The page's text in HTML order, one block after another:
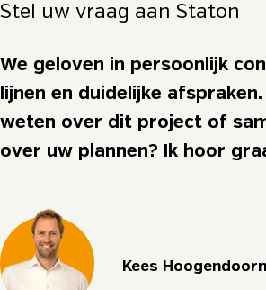
Stel uw vraag aan Staton
We geloven in persoonlijk
lijnen en duidelijke
weten over dit project of
over uw plannen? Ik hoor
Kees Hoogendoorn